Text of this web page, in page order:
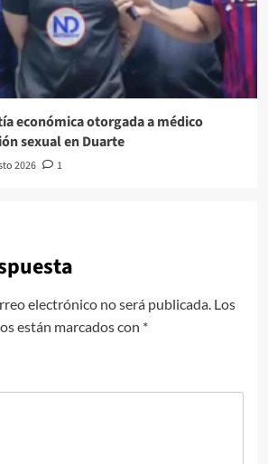
económica otorgada a médico
sexual en Duarte
2026 1
electrónico no será publicada. Los
están marcados con *